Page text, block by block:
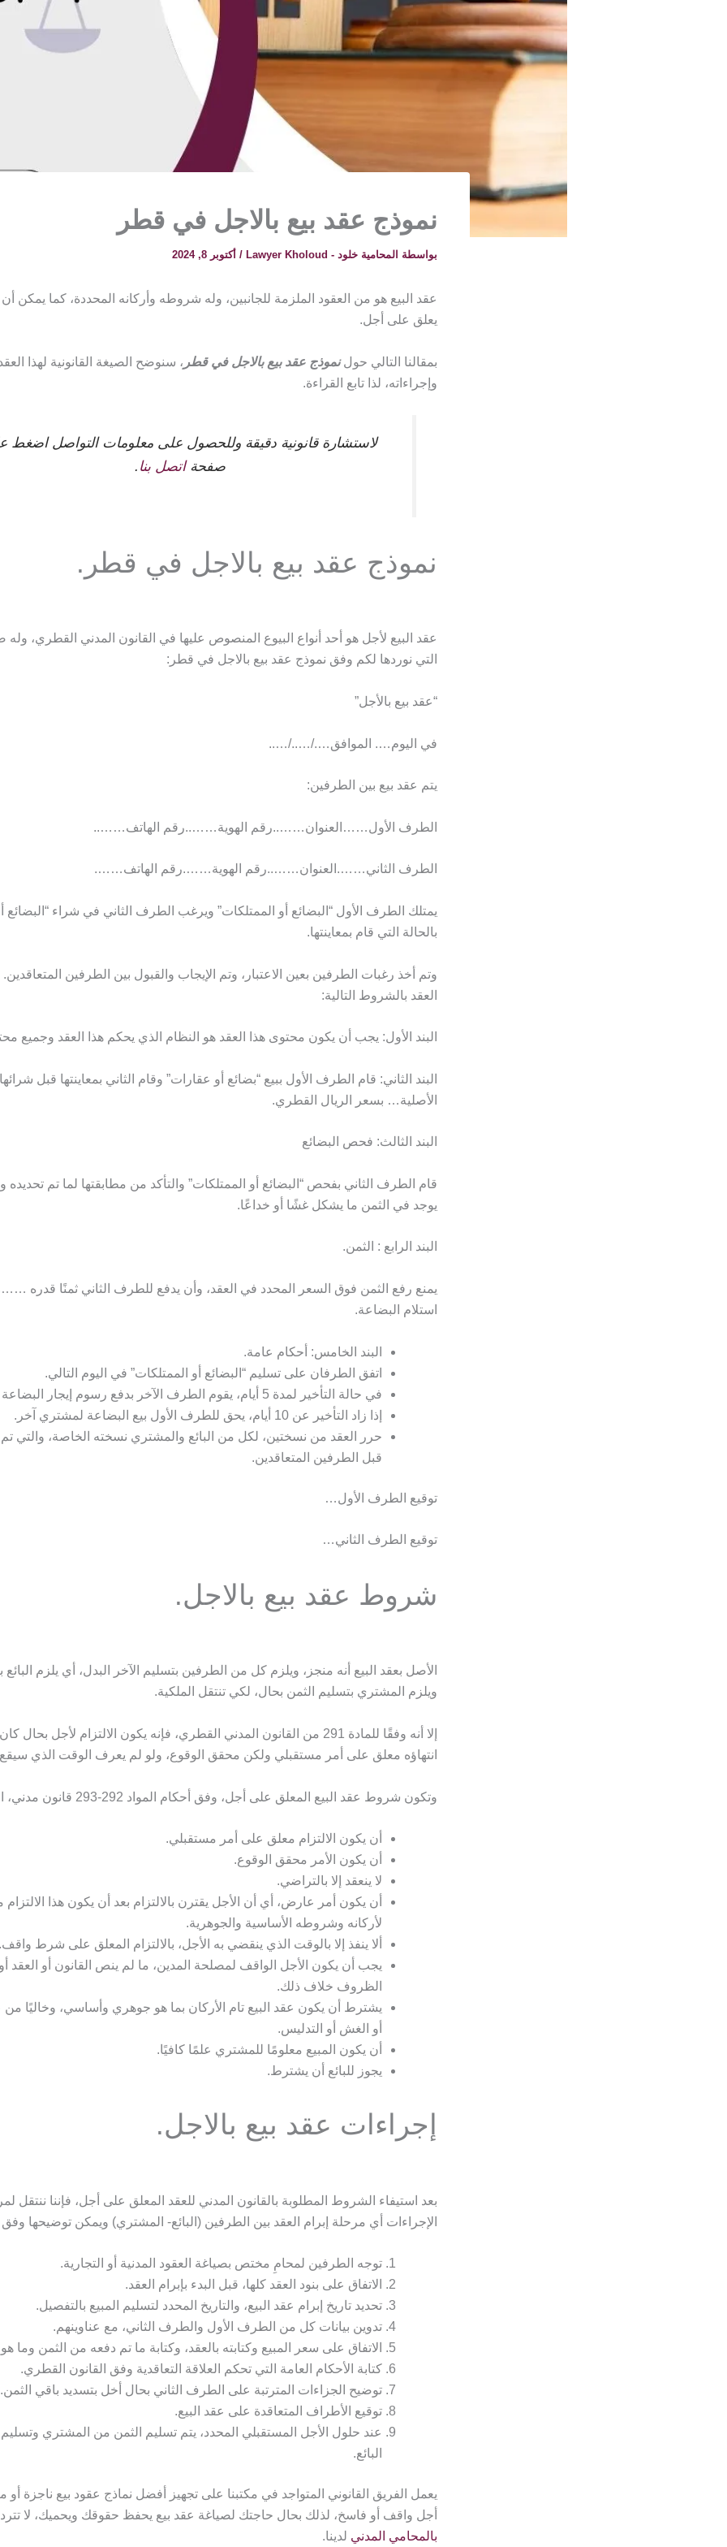
نموذج عقد بيع بالاجل في قطر
بواسطة المحامية خلود - Lawyer Kholoud / أكتوبر 8, 2024
عقد البيع هو من العقود الملزمة للجانبين، وله شروطه وأركانه المحددة، كما يمكن أن
يعلق على أجل.
بمقالنا التالي حولنموذج عقد بيع بالاجل في قطر ، سنوضح الصيغة القانونية لهذا
وإجراءاته، لذا تابع القراءة.
لاستشارة قانونية دقيقة وللحصول على معلومات التواصل اضغط
صفحةاتصل بنا .
نموذج عقد بيع بالاجل في قطر.
عقد البيع لأجل هو أحد أنواع البيوع المنصوص عليها في القانون المدني القطري، وله
التي نوردها لكم وفق نموذج عقد بيع بالاجل في قطر:
“عقد بيع بالأجل”
في اليوم…. الموافق…./…../…..
يتم عقد بيع بين الطرفين:
الطرف الأول……العنوان……..رقم الهوية……..رقم الهاتف……..
الطرف الثاني…….العنوان……..رقم الهوية…….رقم الهاتف…….
يمتلك الطرف الأول “البضائع أو الممتلكات” ويرغب الطرف الثاني في شراء “البضائع
بالحالة التي قام بمعاينتها.
وتم أخذ رغبات الطرفين بعين الاعتبار، وتم الإيجاب والقبول بين الطرفين المتعاقدين.
العقد بالشروط التالية:
البند الأول: يجب أن يكون محتوى هذا العقد هو النظام الذي يحكم هذا العقد وجميع
البند الثاني: قام الطرف الأول ببيع “بضائع أو عقارات” وقام الثاني بمعاينتها قبل شرائها
الأصلية… بسعر الريال القطري.
البند الثالث: فحص البضائع
قام الطرف الثاني بفحص “البضائع أو الممتلكات” والتأكد من مطابقتها لما تم تحديده
يوجد في الثمن ما يشكل غشًا أو خداعًا.
البند الرابع : الثمن.
يمنع رفع الثمن فوق السعر المحدد في العقد، وأن يدفع للطرف الثاني ثمنًا قدره
استلام البضاعة.
البند الخامس: أحكام عامة.
اتفق الطرفان على تسليم “البضائع أو الممتلكات” في اليوم التالي.
في حالة التأخير لمدة 5 أيام، يقوم الطرف الآخر بدفع رسوم إيجار البضاعة لهذه الفترة.
إذا زاد التأخير عن 10 أيام، يحق للطرف الأول بيع البضاعة لمشتري آخر.
حرر العقد من نسختين، لكل من البائع والمشتري نسخته الخاصة، والتي تم
قبل الطرفين المتعاقدين.
توقيع الطرف الأول…
توقيع الطرف الثاني…
شروط عقد بيع بالاجل.
الأصل بعقد البيع أنه منجز، ويلزم كل من الطرفين بتسليم الآخر البدل، أي يلزم البائع
ويلزم المشتري بتسليم الثمن بحال، لكي تنتقل الملكية.
إلا أنه وفقًا للمادة 291 من القانون المدني القطري، فإنه يكون الالتزام لأجل بحال
انتهاؤه معلق على أمر مستقبلي ولكن محقق الوقوع، ولو لم يعرف الوقت الذي
وتكون شروط عقد البيع المعلق على أجل، وفق أحكام المواد 292-293 قانون مدني، الآتية:
أن يكون الالتزام معلق على أمر مستقبلي.
أن يكون الأمر محقق الوقوع.
لا ينعقد إلا بالتراضي.
أن يكون أمر عارض، أي أن الأجل يقترن بالالتزام بعد أن يكون هذا الالتزام
لأركانه وشروطه الأساسية والجوهرية.
ألا ينفذ إلا بالوقت الذي ينقضي به الأجل، بالالتزام المعلق على شرط واقف.
يجب أن يكون الأجل الواقف لمصلحة المدين، ما لم ينص القانون أو العقد
الظروف خلاف ذلك.
يشترط أن يكون عقد البيع تام الأركان بما هو جوهري وأساسي، وخاليًا
أو الغش أو التدليس.
أن يكون المبيع معلومًا للمشتري علمًا كافيًا.
يجوز للبائع أن يشترط.
إجراءات عقد بيع بالاجل.
بعد استيفاء الشروط المطلوبة بالقانون المدني للعقد المعلق على أجل، فإننا ننتقل
الإجراءات أي مرحلة إبرام العقد بين الطرفين (البائع- المشتري) ويمكن توضيحها وفق
توجه الطرفين لمحامِ مختص بصياغة العقود المدنية أو التجارية.
الاتفاق على بنود العقد كلها، قبل البدء بإبرام العقد.
تحديد تاريخ إبرام عقد البيع، والتاريخ المحدد لتسليم المبيع بالتفصيل.
تدوين بيانات كل من الطرف الأول والطرف الثاني، مع عناوينهم.
الاتفاق على سعر المبيع وكتابته بالعقد، وكتابة ما تم دفعه من الثمن وما
كتابة الأحكام العامة التي تحكم العلاقة التعاقدية وفق القانون القطري.
توضيح الجزاءات المترتبة على الطرف الثاني بحال أخل بتسديد باقي الثمن.
توقيع الأطراف المتعاقدة على عقد البيع.
عند حلول الأجل المستقبلي المحدد، يتم تسليم الثمن من المشتري وتسليم
البائع.
يعمل الفريق القانوني المتواجد في مكتبنا على تجهيز أفضل نماذج عقود بيع ناجزة أو
أجل واقف أو فاسخ، لذلك بحال حاجتك لصياغة عقد بيع يحفظ حقوقك ويحميك، لا تتردد
بالمحامي المدني لدينا.